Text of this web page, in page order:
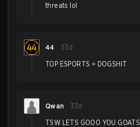
threats lol
44 33d
TOP ESPORTS = DOGSHIT
Qwan 33d
TSW LETS GOOO YOU GOATS